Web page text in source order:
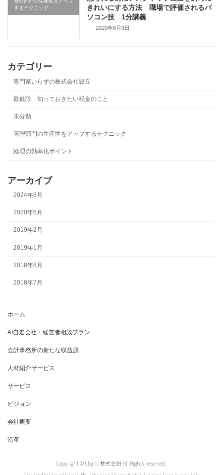
するテクニック
きれいにする方法 職場で評価されるパ
ソコン技 1分講義
2020年6月9日
カテゴリー
専門家いらずの株式会社設立
最低限 知っておきたい税金のこと
未分類
管理部門の生産性をアップするテクニック
経理の効率化ポイント
アーカイブ
2024年8月
2020年6月
2019年2月
2019年1月
2018年8月
2018年7月
ホーム
AI自走会社・経営者相談プラン
会計事務所の新たな収益源
人材紹介サービス
サービス
ビジョン
会社概要
沿革
Copyright © t.b,inc 株式会社 All Rights Reserved.